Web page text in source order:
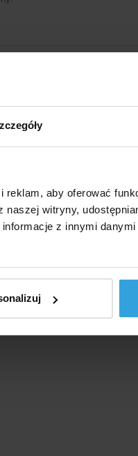
aby oferować
witryny,
z innymi
połączeń śrubowych w
geowłóknin.